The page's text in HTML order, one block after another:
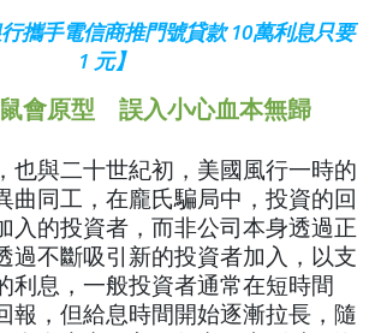
行攜手電信商推門號貸款 10萬利息只要
1 元】
會原型 誤入小心血本無歸
也與二十世紀初，美國風行一時的
曲同工，在龐氏騙局中，投資的回
入的投資者，而非公司本身透過正
過不斷吸引新的投資者加入，以支
利息，一般投資者通常在短時間
報，但給息時間開始逐漸拉長，隨